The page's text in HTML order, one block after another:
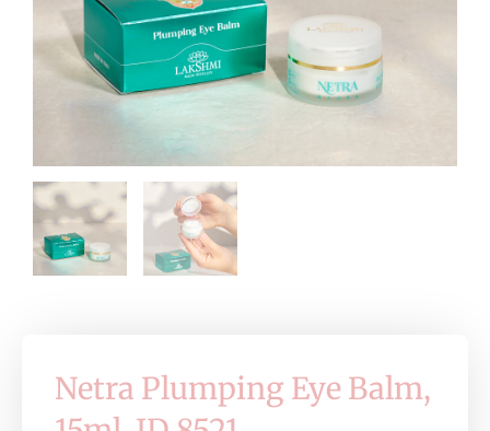
Netra Plumping Eye Balm,